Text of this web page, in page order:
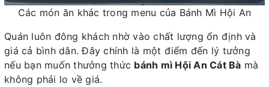
Các món ăn khác trong menu của Bánh Mì Hội An
Quán luôn đông khách nhờ vào chất lượng ổn định và
giá cả bình dân. Đây chính là một điểm đến lý tưởng
nếu bạn muốn thưởng thức bánh mì Hội An Cát Bà mà
không phải lo về giá.